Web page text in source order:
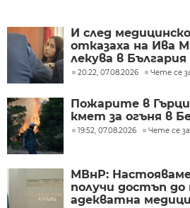
И след
отказаха на Ива
лекува в България
20:22, 07.08.2026 Чете се
Пожарите в
кмет за огъня в
19:52, 07.08.2026 Чете се
МВнР:
получи достъп до
адекватна